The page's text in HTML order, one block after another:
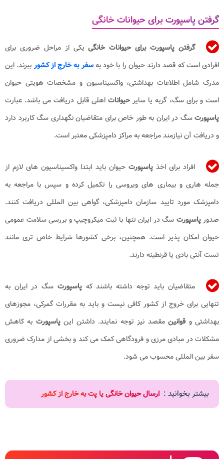
گرفتن پاسپورت برای حیوانات خانگی
گرفتن پاسپورت برای حیوانات خانگییکی از مراحل ضروری برای
افرادی است که قصد دارند حیوان را با خود بهسفر به خارج از کشور ببرند. این
مدرک شامل اطلاعات بهداشتی، واکسیناسیون و مشخصات هویتی حیوان
است و برای سگ، گربه یا سایرحیواناتاهلی قابل دریافت می باشد. عبارت
پاسپورتسگ در ایران به طور خاص برای متقاضیان نگهداری سگ کاربرد دارد
و دریافت آن نیازمند مراجعه به مراکز دامپزشکی معتبر است.
افراد برای اخذپاسپورتحیوان باید ابتدا واکسیناسیون های لازم از
جمله هاری و بیماری های ویروسی را تکمیل کرده و سپس با مراجعه به
دامپزشک مورد تایید سازمان دامپزشکی، گواهی بین المللی دریافت کنند.
صدورپاسپورت سگ در ایران تنها با ثبت میکروچیپ و بررسی سلامت عمومی
حیوان امکان پذیر است. همچنین، برخی کشورها شرایط خاص تری مانند
تست آنتی بادی یا قرنطینه دارند.
متقاضیان باید توجه داشته باشند کهپاسپورت سگ در ایران به
تنهایی برای خروج از کشور کافی نیست و باید به مقررات گمرکی، مجوزهای
بهداشتی وقوانینمقصد نیز توجه نمایند. داشتن اینپاسپورت به کاهش
مشکلات در مبادی مرزی و فرودگاهی کمک می کند و بخشی از مدارک ضروری
سفر بین المللی محسوب می شود.
بیشتر بخوانید : ارسال حیوان خانگی یا پت به خارج از کشور